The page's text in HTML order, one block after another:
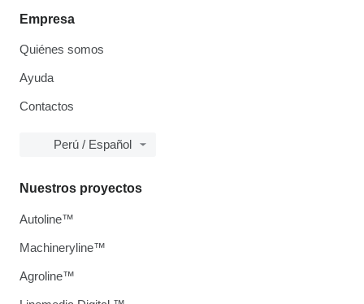
Empresa
Quiénes somos
Ayuda
Contactos
Perú / Español
Nuestros proyectos
Autoline™
Machineryline™
Agroline™